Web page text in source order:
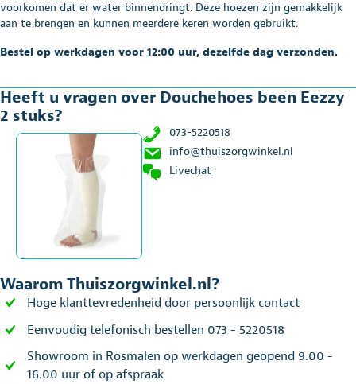
voorkomen dat er water binnendringt. Deze hoezen zijn gemakkelijk
aan te brengen en kunnen meerdere keren worden gebruikt.
Bestel op werkdagen voor 12:00 uur, dezelfde dag verzonden.
Heeft u vragen over Douchehoes been Eezzy
2 stuks?
073-5220518
info@thuiszorgwinkel.nl
Livechat
Waarom Thuiszorgwinkel.nl?
Hoge klanttevredenheid door persoonlijk contact
Eenvoudig telefonisch bestellen 073 - 5220518
Showroom in Rosmalen op werkdagen geopend 9.00 -
16.00 uur of op afspraak